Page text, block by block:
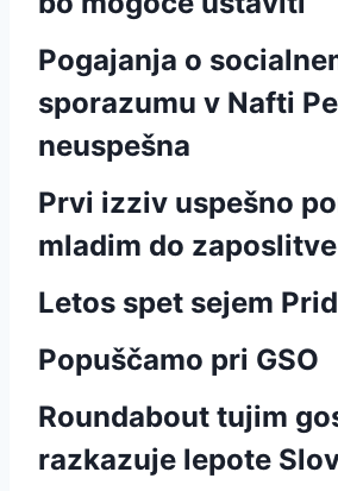
Pogajanja o
sporazumu v Nafti
neuspešna
Prvi izziv uspešno
mladim do zaposlitve
Letos spet sejem
Popuščamo pri GSO
Roundabout tujim
razkazuje lepote